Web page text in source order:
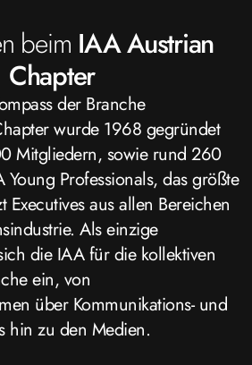
beim IAA Austrian
Chapter
der Branche
wurde 1968 gegründet
Mitgliedern, sowie rund 260
Professionals, das größte
Executives aus allen Bereichen
Als einzige
die IAA für die kollektiven
ein, von
über Kommunikations- und
hin zu den Medien.